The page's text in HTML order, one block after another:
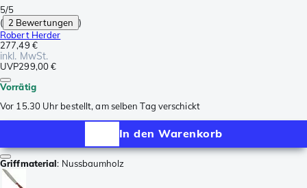
5/5
( 2 Bewertungen )
Robert Herder
277,49 €
inkl. MwSt.
UVP299,00 €
Vorrätig
Vor 15.30 Uhr bestellt, am selben Tag verschickt
In den Warenkorb
Griffmaterial: Nussbaumholz